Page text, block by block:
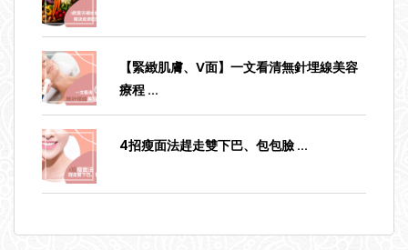
【緊緻肌膚、V面】一文看清無針埋線美容
療程 ...
4招瘦面法趕走雙下巴、包包臉 ...